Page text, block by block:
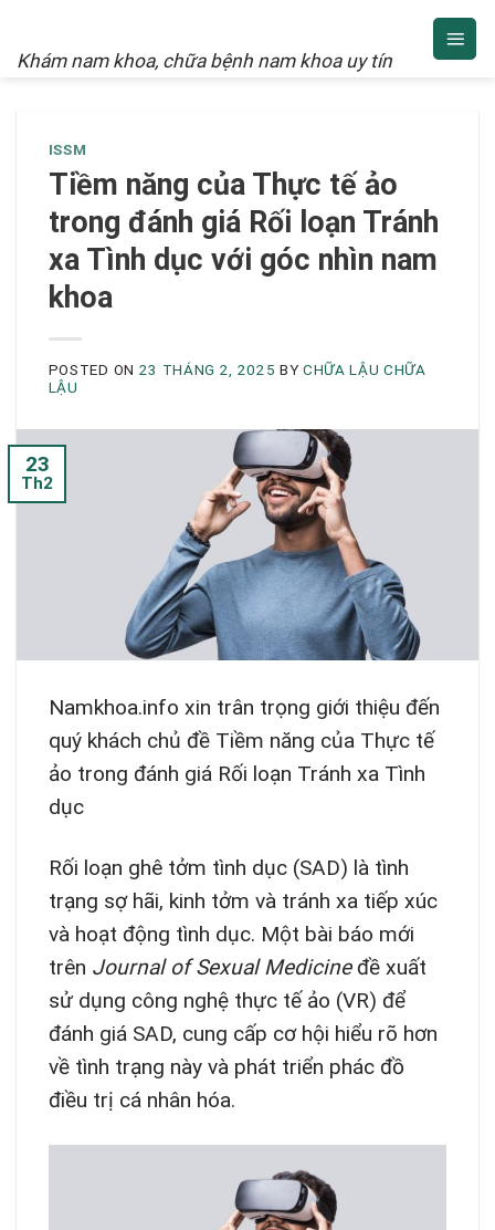
Khám nam khoa, chữa bệnh nam khoa uy tín
ISSM
Tiềm năng của Thực tế ảo
trong đánh giá Rối loạn Tránh
xa Tình dục với góc nhìn nam
khoa
POSTED ON 23 THÁNG 2, 2025 BY CHỮA LẬU CHỮA
LẬU
23
Th2
Namkhoa.info xin trân trọng giới thiệu đến
quý khách chủ đề Tiềm năng của Thực tế
ảo trong đánh giá Rối loạn Tránh xa Tình
dục
Rối loạn ghê tởm tình dục (SAD) là tình
trạng sợ hãi, kinh tởm và tránh xa tiếp xúc
và hoạt động tình dục. Một bài báo mới
trên Journal of Sexual Medicineđề xuất
sử dụng công nghệ thực tế ảo (VR) để
đánh giá SAD, cung cấp cơ hội hiểu rõ hơn
về tình trạng này và phát triển phác đồ
điều trị cá nhân hóa.